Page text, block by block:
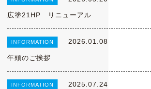
広塗21HP リニューアル
INFORMATION 2026.01.08
年頭のご挨拶
INFORMATION 2025.07.24